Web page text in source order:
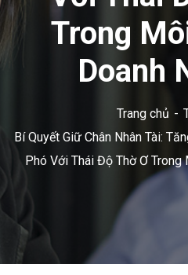
Trong
Doanh
Trang chủ
Bí Quyết Giữ Chân Nhân Tài:
Phó Với Thái Độ Thờ Ơ Trong